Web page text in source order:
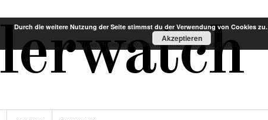
News, Trailer und Kritiken für Filme, Serien und Games
Durch die weitere Nutzung der Seite stimmst du der Verwendung von Cookies zu.
Akzeptieren